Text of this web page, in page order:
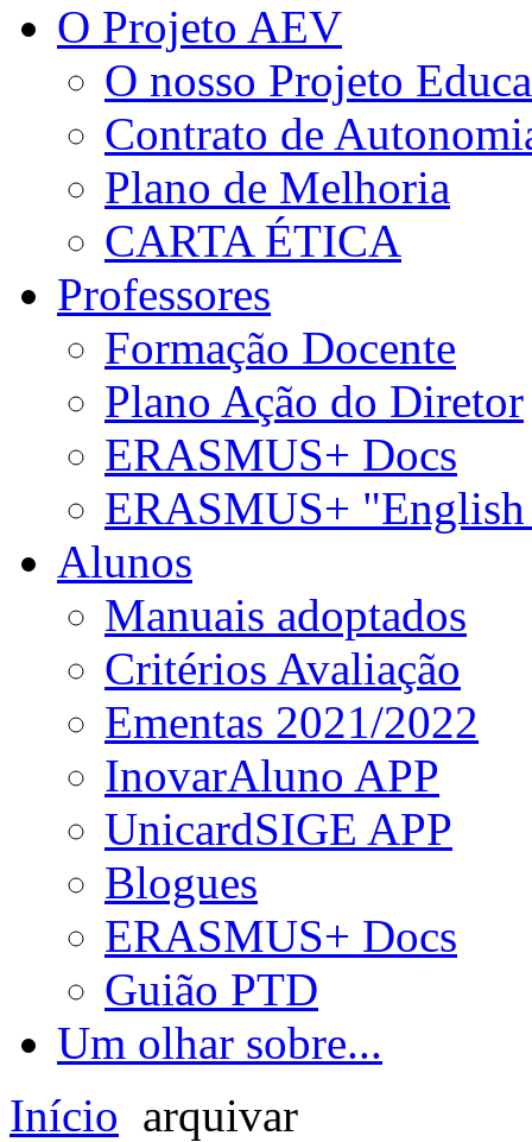
O Projeto AEV
O nosso Projeto
Contrato de
Plano de Melhoria
CARTA ÉTICA
Professores
Formação Docente
Plano Ação do Diretor
ERASMUS+ Docs
ERASMUS+
Alunos
Manuais adoptados
Critérios Avaliação
Ementas 2021/2022
InovarAluno APP
UnicardSIGE APP
Blogues
ERASMUS+ Docs
Guião PTD
Um olhar sobre...
Início arquivar